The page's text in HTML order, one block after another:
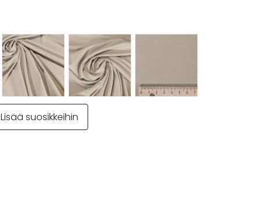
Lisää suosikkeihin